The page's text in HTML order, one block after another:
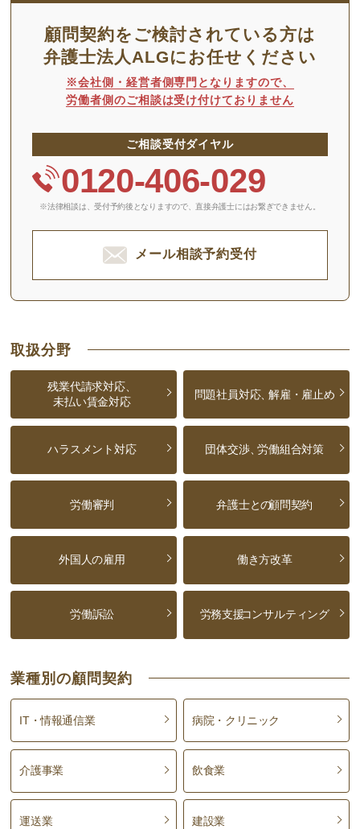
顧問契約をご検討されている方は
弁護士法人ALGにお任せください
※会社側・経営者側専門となりますので、
労働者側のご相談は受け付けておりません
ご相談受付ダイヤル
0120-406-029
※法律相談は、受付予約後となりますので、 直接弁護士にはお繋ぎできません。
メール相談予約受付
取扱分野
残業代請求対応、
未払い賃金対応
問題社員対応、解雇・雇止め
ハラスメント対応 団体交渉、労働組合対策
労働審判 弁護士との顧問契約
外国人の雇用 働き方改革
労働訴訟 労務支援コンサルティング
業種別の顧問契約
IT・情報通信業 病院・クリニック
介護事業 飲食業
運送業 建設業